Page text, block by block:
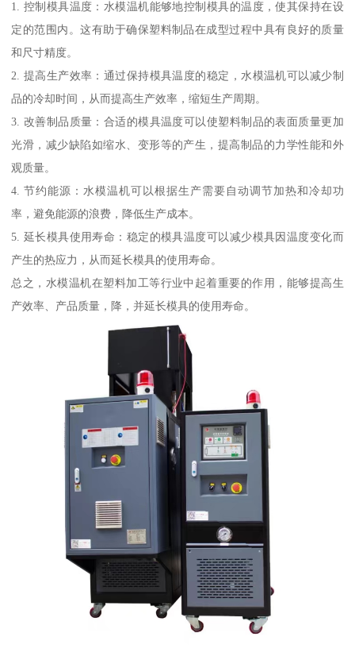
1. 控制模具温度：水模温机能够地控制模具的温度，使其保持在设
定的范围内。这有助于确保塑料制品在成型过程中具有良好的质量
和尺寸精度。
2. 提高生产效率：通过保持模具温度的稳定，水模温机可以减少制
品的冷却时间，从而提高生产效率，缩短生产周期。
3. 改善制品质量：合适的模具温度可以使塑料制品的表面质量更加
光滑，减少缺陷如缩水、变形等的产生，提高制品的力学性能和外
观质量。
4. 节约能源：水模温机可以根据生产需要自动调节加热和冷却功
率，避免能源的浪费，降低生产成本。
5. 延长模具使用寿命：稳定的模具温度可以减少模具因温度变化而
产生的热应力，从而延长模具的使用寿命。
总之，水模温机在塑料加工等行业中起着重要的作用，能够提高生
产效率、产品质量，降，并延长模具的使用寿命。